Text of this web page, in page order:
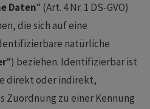
Daten“ (Art. 4 Nr. 1 DS-GVO)
die sich auf eine
natürliche
“) beziehen. Identifizierbar ist
direkt oder indirekt,
Zuordnung zu einer Kennung